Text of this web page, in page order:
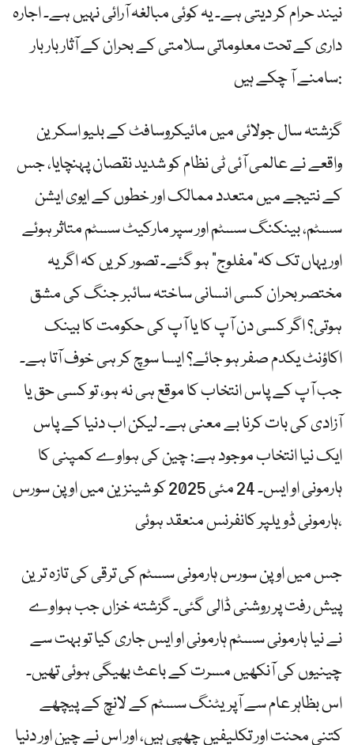
نیند حرام کر دیتی ہے۔ یہ کوئی مبالغہ آرائی نہیں ہے۔ اجارہ
داری کے تحت معلوماتی سلامتی کے بحران کے آثار بار بار
سامنے آ چکے ہیں:
گزشتہ سال جولائی میں مائیکروسافٹ کے بلیو اسکرین
واقعے نے عالمی آئی ٹی نظام کو شدید نقصان پہنچایا، جس
کے نتیجے میں متعدد ممالک اور خطوں کے ایوی ایشن
سسٹم، بینکنگ سسٹم اور سپر مارکیٹ سسٹم متاثر ہوئے
اور یہاں تک کہ”مفلوج” ہو گئے۔ تصور کریں کہ اگر یہ
مختصر بحران کسی انسانی ساختہ سائبر جنگ کی مشق
ہوتی؟ اگر کسی دن آپ کا یا آپ کی حکومت کا بینک
اکاؤنٹ یکدم صفر ہو جائے؟ ایسا سوچ کر ہی خوف آتا ہے۔
جب آپ کے پاس انتخاب کا موقع ہی نہ ہو، تو کسی حق یا
آزادی کی بات کرنا بے معنی ہے۔ لیکن اب دنیا کے پاس
ایک نیا انتخاب موجود ہے: چین کی ہواوے کمپنی کا
ہارمونی او ایس۔ 24 مئی 2025 کو شینزین میں اوپن سورس
ہارمونی ڈویلپر کانفرنس منعقد ہوئی،
جس میں اوپن سورس ہارمونی سسٹم کی ترقی کی تازہ ترین
پیش رفت پر روشنی ڈالی گئی۔ گزشتہ خزاں جب ہواوے
نے نیا ہارمونی سسٹم ہارمونی او ایس جاری کیا تو بہت سے
چینیوں کی آنکھیں مسرت کے باعث بھیگی ہوئی تھیں۔
اس بظاہر عام سے آپریٹنگ سسٹم کے لانچ کے پیچھے
کتنی محنت اور تکلیفیں چھپی ہیں، اور اس نے چین اور دنیا